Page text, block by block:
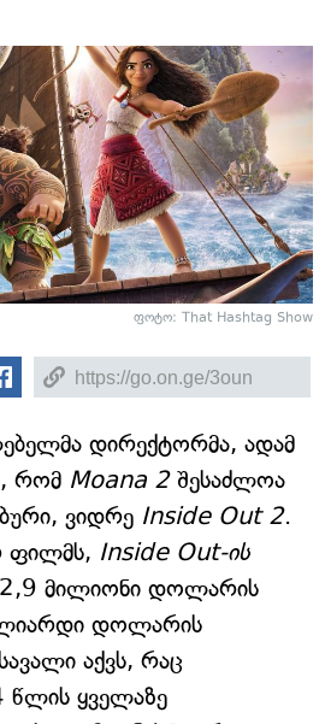
ფოტო: That Hashtag Show
დირექტორმა, ადამ
რომ Moana 2შესაძლოა
ვიდრე Inside Out 2.
ფილმს, Inside Out-ის
მილიონი დოლარის
დოლარის
აქვს, რაც
ყველაზე